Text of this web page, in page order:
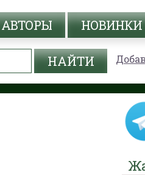
АВТОРЫ НОВИНКИ